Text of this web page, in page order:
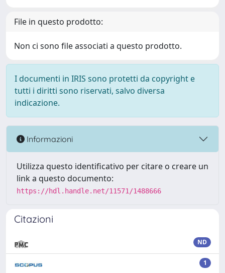
File in questo prodotto:
Non ci sono file associati a questo prodotto.
I documenti in IRIS sono protetti da copyright e
tutti i diritti sono riservati, salvo diversa
indicazione.
Informazioni
Utilizza questo identificativo per citare o creare un
link a questo documento:
https://hdl.handle.net/11571/1488666
Citazioni
ND
1